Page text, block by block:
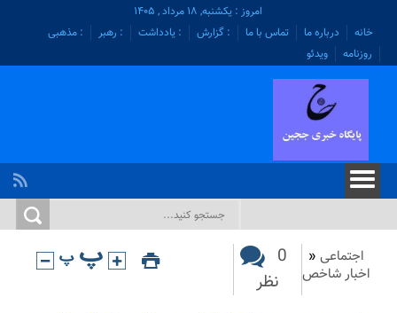
امروز : یکشنبه, ۱۸ مرداد , ۱۴۰۵
خانه
درباره ما تماس با ما : گزارش : یادداشت : رهبر
: مذهبی
روزنامه
ویدئو
اجتماعی «
اخبار شاخص
0
نظر